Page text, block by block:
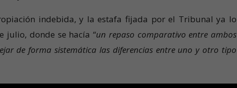
indebida, y la estafa fijada por el Tribunal ya lo
julio, donde se hacía “un repaso comparativo entre ambos
de forma sistemática las diferencias entre uno y otro tipo